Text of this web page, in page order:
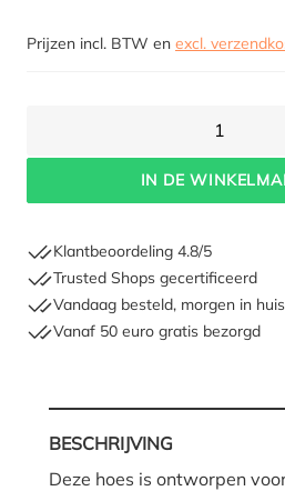
Prijzen incl. BTW en excl.
1
IN DE
Klantbeoordeling 4.8/5
Trusted Shops gecertificeerd
Vandaag besteld, morgen in huis
Vanaf 50 euro gratis bezorgd
BESCHRIJVING
Deze hoes is ontworpen